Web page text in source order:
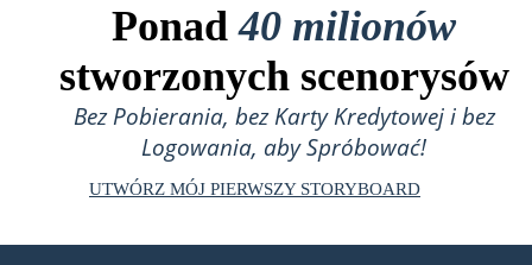
Ponad40 milionów
stworzonych scenorysów
Bez Pobierania, bez Karty Kredytowej i bez
Logowania, aby Spróbować!
UTWÓRZ MÓJ PIERWSZY STORYBOARD